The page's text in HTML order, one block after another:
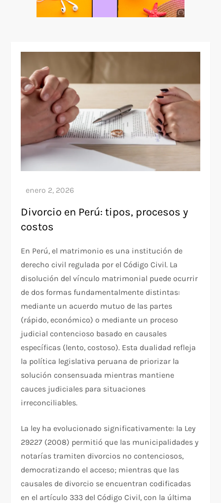
Divorcio en Perú: tipos, procesos y
costos
En Perú, el matrimonio es una institución de
derecho civil regulada por el Código Civil. La
disolución del vínculo matrimonial puede ocurrir
de dos formas fundamentalmente distintas:
mediante un acuerdo mutuo de las partes
(rápido, económico) o mediante un proceso
judicial contencioso basado en causales
específicas (lento, costoso). Esta dualidad refleja
la política legislativa peruana de priorizar la
solución consensuada mientras mantiene
cauces judiciales para situaciones
irreconciliables.​
La ley ha evolucionado significativamente: la Ley
29227 (2008) permitió que las municipalidades y
notarías tramiten divorcios no contenciosos,
democratizando el acceso; mientras que las
causales de divorcio se encuentran codificadas
en el artículo 333 del Código Civil, con la última